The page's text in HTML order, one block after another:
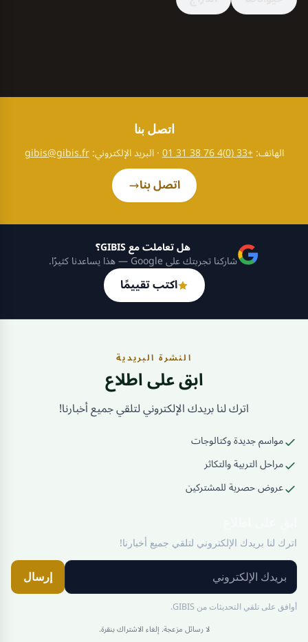
اتصل بنا
الهاتف:+33 (0)4 76 38 31 01 · البريد الإلكتروني:gibis@gibis.fr
اتصل بنا
هل تعاملت مع GIBIS؟
شاركنا تجربتك على Google — هذا يساعدنا كثيرًا.
اكتب تقييمًا
النشرة البريدية
ابق على اطلاع
اترك لنا بريدك الإلكتروني لتلقي جميع أخبارنا!
مواسم جديدة وكتالوجات
مراحل التربية والتكاثر
عروض حصرية للمشتركين
اترك لنا بريدك الإلكتروني لتلقي جميع أخبارنا!
إرسال
أوافق على تلقي التحديثات من GIBIS.
لا رسائل مزعجة. إلغاء الاشتراك بنقرة.